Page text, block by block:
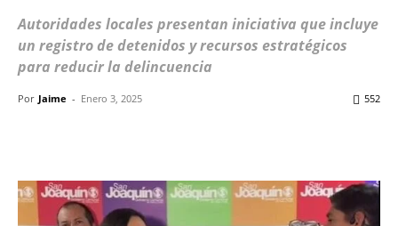
Autoridades locales presentan iniciativa que incluye
un registro de detenidos y recursos estratégicos
para reducir la delincuencia
Por Jaime - Enero 3, 2025 552